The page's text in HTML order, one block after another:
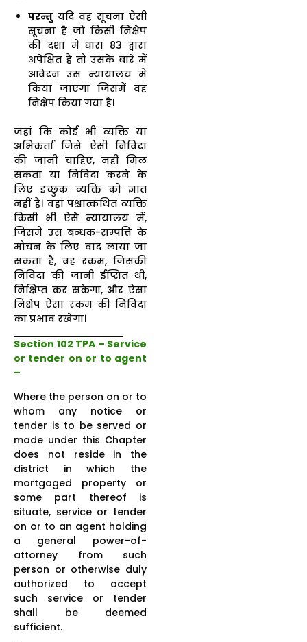
परन्तु यदि वह सूचना ऐसी
सूचना है जो किसी निक्षेप
की दशा में धारा 83 द्वारा
अपेक्षित है तो उसके बारे में
आवेदन उस न्यायालय में
किया जाएगा जिसमें वह
निक्षेप किया गया है।
जहां कि कोई भी व्यक्ति या
अभिकर्ता जिसे ऐसी निविदा
की जानी चाहिए, नहीं मिल
सकता या निविदा करने के
लिए इच्छुक व्यक्ति को ज्ञात
नहीं है। वहां पश्चात्कथित व्यक्ति
किसी भी ऐसे न्यायालय में,
जिसमें उस बन्धक-सम्पत्ति के
मोचन के लिए वाद लाया जा
सकता है, वह रकम, जिसकी
निविदा की जानी ईप्सित थी,
निक्षिप्त कर सकेगा, और ऐसा
निक्षेप ऐसा रकम की निविदा
का प्रभाव रखेगा।
Section 102 TPA – Service
or tender on or to agent
–
Where the person on or to
whom any notice or
tender is to be served or
made under this Chapter
does not reside in the
district in which the
mortgaged property or
some part thereof is
situate, service or tender
on or to an agent holding
a general power-of-
attorney from such
person or otherwise duly
authorized to accept
such service or tender
shall be deemed
sufficient.